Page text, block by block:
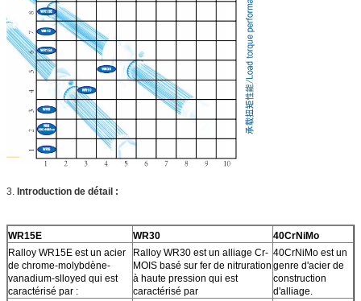
3. Introduction de détail :
WR15E WR30
40CrNiMo
Ralloy WR15E est un acier
de chrome-molybdène-
vanadium-slloyed qui est
caractérisé par :
Ralloy WR30 est un alliage Cr-
MOIS basé sur fer de nitruration
à haute pression qui est
caractérisé par
40CrNiMo est un
genre d'acier de
construction
d'alliage.